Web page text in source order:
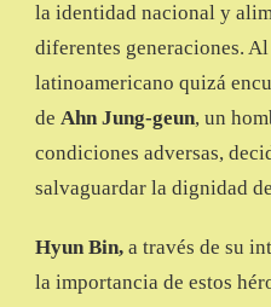
la identidad nacional y
diferentes generaciones.
latinoamericano quizá
de Ahn Jung-geun, un
condiciones adversas,
salvaguardar la dignidad
Hyun Bin, a través de su
la importancia de estos